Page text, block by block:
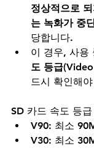
정상적으로
는 녹화가 중
당합니다.
이 경우, 사용
도 등급
드시 확인해
SD 카드 속도 등
V90: 최소
V30: 최소